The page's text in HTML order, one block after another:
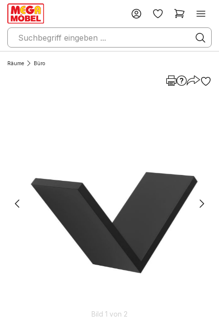
Räume Büro
Bild 1 von 2